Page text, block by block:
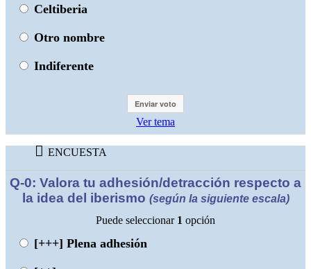
Celtiberia
Otro nombre
Indiferente
Ver tema
ENCUESTA
Q-0: Valora tu adhesión/detracción respecto a
la idea del iberismo (según la siguiente escala)
Puede seleccionar 1 opción
[+++] Plena adhesión